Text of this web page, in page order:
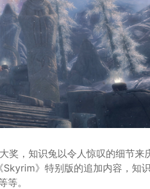
，知识兔以令人惊叹的细节来
》特别版的追加内容，知
。